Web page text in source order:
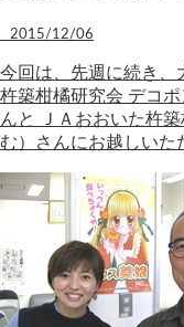
2015/12/06
今回は、先週に続き
杵築柑橘研究会 デコ
んと ＪＡおおいた杵
む）さんにお越しいた